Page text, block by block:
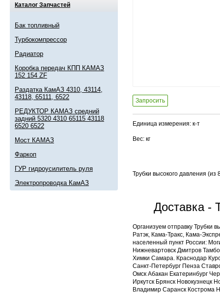
Каталог Запчастей
Бак топливный
Турбокомпрессор
Радиатор
Коробка передач КПП КАМАЗ
152 154 ZF
Раздатка КамАЗ 4310, 43114,
43118, 65111, 6522
РЕДУКТОР КАМАЗ средний
задний 5320 4310 65115 43118
6520 6522
Мост КАМАЗ
Фаркоп
ГУР гидроусилитель руля
Электропроводка КамАЗ
Запросить
Единица измерения: к-т
Вес: кг
Трубки высокого давления (из
Доставка -
Организуем отправку Трубки
Ратэк, Кама-Тракс, Кама-
населенный пункт России:
Нижневартовск Дмитров
Химки Самара. Краснодар
Санкт-Петербург Пенза
Омск Абакан Екатеринбург
Иркутск Брянск Новокузнецк
Владимир Саранск Кострома